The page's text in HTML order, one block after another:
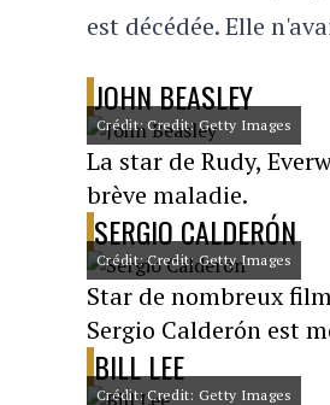
est décédée. Elle
JOHN BEASLEY
Crédit: Credit: Getty Images
La star de Rudy,
brève maladie.
SERGIO CALDERÓN
Crédit: Credit: Getty Images
Star de nombreux
Sergio Calderón est
BILL LEE
Crédit: Credit: Getty Images